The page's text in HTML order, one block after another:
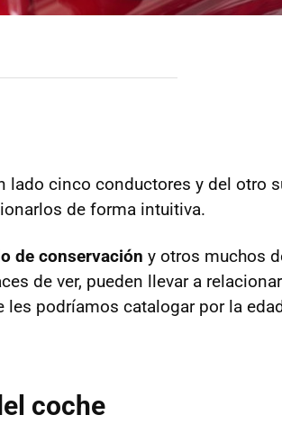
lado cinco conductores y del otro
de forma intuitiva.
de conservación y otros muchos
de ver, pueden llevar a
les podríamos catalogar por la
coche